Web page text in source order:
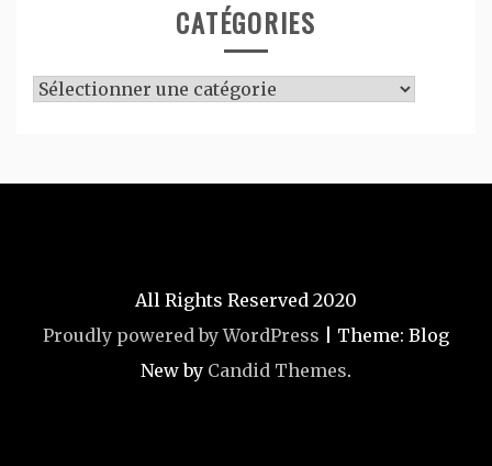
CATÉGORIES
Catégories
All Rights Reserved 2020
Proudly powered by WordPress
Theme: Blog
New by Candid Themes.